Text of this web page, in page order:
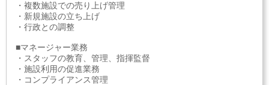
・複数施設での売り上げ管理
・新規施設の立ち上げ
・行政との調整
■マネージャー業務
・スタッフの教育、管理、指揮監督
・施設利用の促進業務
・コンプライアンス管理